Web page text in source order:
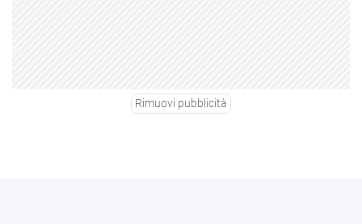
Rimuovi pubblicità